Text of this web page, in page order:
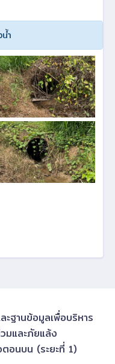
ำ
ะฐานข้อมูลเพื่อบริหาร
มและภัยแล้ง
อนบน (ระยะที่ 1)